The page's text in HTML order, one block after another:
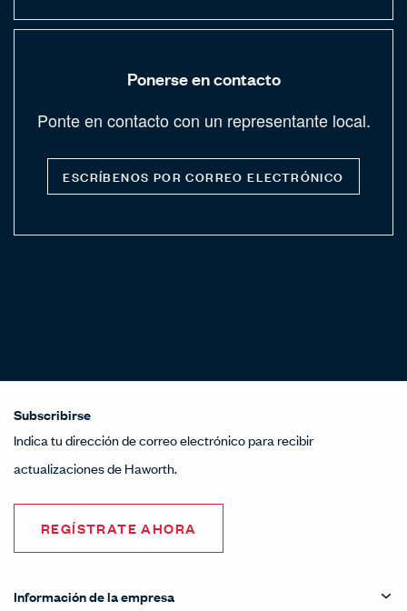
Ponerse en contacto
Ponte en contacto con un representante local.
ESCRÍBENOS POR CORREO ELECTRÓNICO
Subscribirse
Indica tu dirección de correo electrónico para recibir
actualizaciones de Haworth.
REGÍSTRATE AHORA
Información de la empresa